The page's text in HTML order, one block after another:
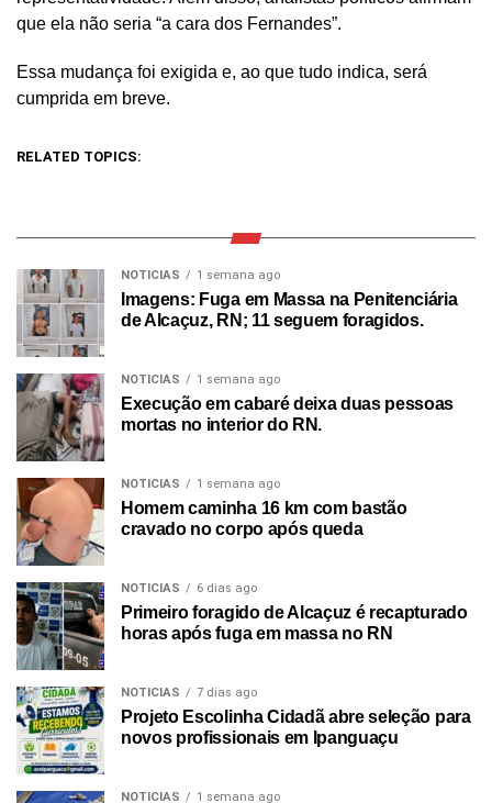
que ela não seria “a cara dos Fernandes”.
Essa mudança foi exigida e, ao que tudo indica, será
cumprida em breve.
RELATED TOPICS:
NOTICIAS 1 semana ago
Imagens: Fuga em Massa na Penitenciária
de Alcaçuz, RN; 11 seguem foragidos.
NOTICIAS 1 semana ago
Execução em cabaré deixa duas pessoas
mortas no interior do RN.
NOTICIAS 1 semana ago
Homem caminha 16 km com bastão
cravado no corpo após queda
NOTICIAS 6 dias ago
Primeiro foragido de Alcaçuz é recapturado
horas após fuga em massa no RN
NOTICIAS 7 dias ago
Projeto Escolinha Cidadã abre seleção para
novos profissionais em Ipanguaçu
NOTICIAS 1 semana ago